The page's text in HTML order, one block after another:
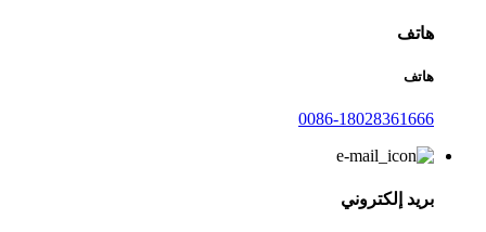
هاتف
هاتف
0086-18028361666
بريد إلكتروني